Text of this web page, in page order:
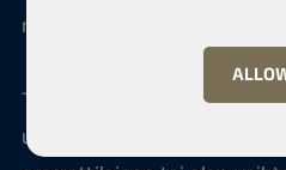
meidän Joensuun tiimimme
Tarvitset vain asennetta,
uutta. Taustaltasi voit olla